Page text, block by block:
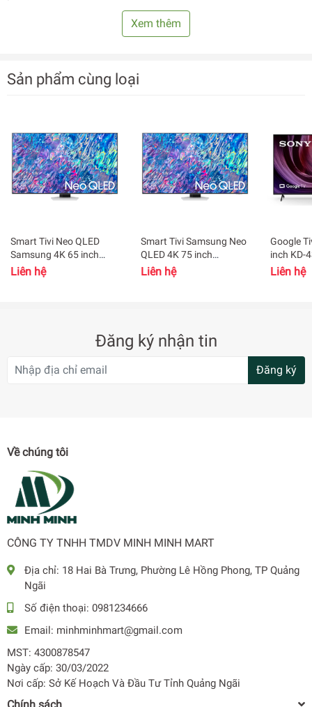
Smart Tivi QLED Samsung 4K 50 inch QA55Q60AAKXXV đột
phá với công nghệ đèn nền Dual LED với khả năng tối ưu
phép hiển thị hình ảnh với độ tương phản rõ nét và chuẩn
xác đến không ngờ mang đến cho bạn những trải nghiệm
Smart Tivi QLED Samsung 4K 50 inch QA55Q60AAKXXV
trang bị công nghệ Quantum HDR có khả năng tăng cường
độ tương phản của hình ảnh, kiến tạo những khung hình rực
Bộ xử lý Quantum Lite 4K nâng cao chất lượng hình ảnh
Tivi QLED Samsung trang bị Bộ xử lý Quantum Lite 4K
mạnh mẽ giúp tối ưu hóa khả năng hiển thị hình ảnh, mang
đến trải nghiệm xem chất lượng cao và hoàn hảo nhất.
Xem thêm
Sản phẩm cùng loại
Smart Tivi Neo QLED
Samsung 4K 65 inch
QA65QN85BAKXXV
Liên hệ
Smart Tivi Samsung Neo
QLED 4K 75 inch
QA75QN85BAKXXV
Liên hệ
Google
inch KD-
Liên hệ
Đăng ký nhận tin
Đăng ký
Về chúng tôi
CÔNG TY TNHH TMDV MINH MINH MART
Địa chỉ: 18 Hai Bà Trưng, Phường Lê Hồng Phong, TP Quảng
Ngãi
Số điện thoại: 0981234666
Email: minhminhmart@gmail.com
MST: 4300878547
Ngày cấp: 30/03/2022
Nơi cấp: Sở Kế Hoạch Và Đầu Tư Tỉnh Quảng Ngãi